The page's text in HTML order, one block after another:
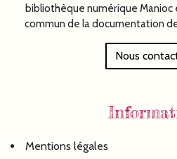
bibliothèque numérique Manioc
commun de la documentation
Nous
Mentions légales